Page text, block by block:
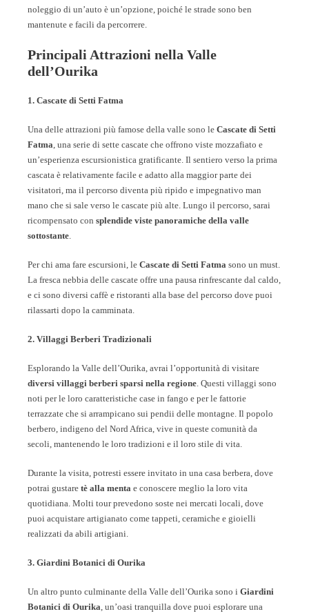
noleggio di un’auto è un’opzione, poiché le strade sono ben
mantenute e facili da percorrere.
Principali Attrazioni nella Valle
dell’Ourika
1. Cascate di Setti Fatma
Una delle attrazioni più famose della valle sono le Cascate di Setti
Fatma, una serie di sette cascate che offrono viste mozzafiato e
un’esperienza escursionistica gratificante. Il sentiero verso la prima
cascata è relativamente facile e adatto alla maggior parte dei
visitatori, ma il percorso diventa più ripido e impegnativo man
mano che si sale verso le cascate più alte. Lungo il percorso, sarai
ricompensato con splendide viste panoramiche della valle
sottostante.
Per chi ama fare escursioni, le Cascate di Setti Fatma sono un must.
La fresca nebbia delle cascate offre una pausa rinfrescante dal caldo,
e ci sono diversi caffè e ristoranti alla base del percorso dove puoi
rilassarti dopo la camminata.
2. Villaggi Berberi Tradizionali
Esplorando la Valle dell’Ourika, avrai l’opportunità di visitare
diversi villaggi berberi sparsi nella regione. Questi villaggi sono
noti per le loro caratteristiche case in fango e per le fattorie
terrazzate che si arrampicano sui pendii delle montagne. Il popolo
berbero, indigeno del Nord Africa, vive in queste comunità da
secoli, mantenendo le loro tradizioni e il loro stile di vita.
Durante la visita, potresti essere invitato in una casa berbera, dove
potrai gustare tè alla menta e conoscere meglio la loro vita
quotidiana. Molti tour prevedono soste nei mercati locali, dove
puoi acquistare artigianato come tappeti, ceramiche e gioielli
realizzati da abili artigiani.
3. Giardini Botanici di Ourika
Un altro punto culminante della Valle dell’Ourika sono i Giardini
Botanici di Ourika, un’oasi tranquilla dove puoi esplorare una